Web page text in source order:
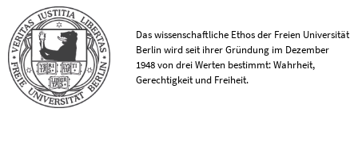
Das wissenschaftliche Ethos der Freien Universität
Berlin wird seit ihrer Gründung im Dezember
1948 von drei Werten bestimmt: Wahrheit,
Gerechtigkeit und Freiheit.